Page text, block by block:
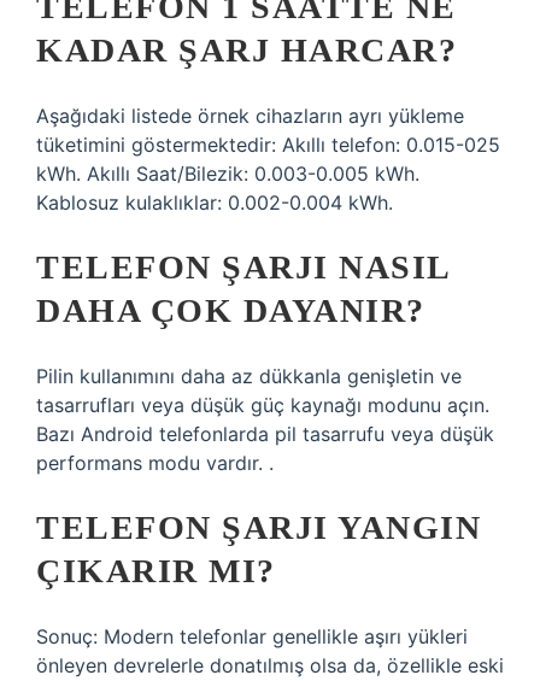
KADAR ŞARJ HARCAR?
Aşağıdaki listede örnek cihazların ayrı yükleme
tüketimini göstermektedir: Akıllı telefon: 0.015-025
kWh. Akıllı Saat/Bilezik: 0.003-0.005 kWh.
Kablosuz kulaklıklar: 0.002-0.004 kWh.
TELEFON ŞARJI NASIL
DAHA ÇOK DAYANIR?
Pilin kullanımını daha az dükkanla genişletin ve
tasarrufları veya düşük güç kaynağı modunu açın.
Bazı Android telefonlarda pil tasarrufu veya düşük
performans modu vardır. .
TELEFON ŞARJI YANGIN
ÇIKARIR MI?
Sonuç: Modern telefonlar genellikle aşırı yükleri
önleyen devrelerle donatılmış olsa da, özellikle eski